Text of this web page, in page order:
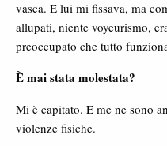
vasca. E lui mi fissava, ma
allupati, niente voyeurismo,
preoccupato che tutto
È mai stata molestata?
Mi è capitato. E me ne sono
violenze fisiche.